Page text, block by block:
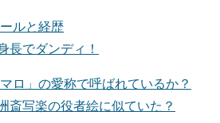
ルと経歴
長でダンディ！
ロ」の愛称で呼ばれているか？
斎写楽の役者絵に似ていた？